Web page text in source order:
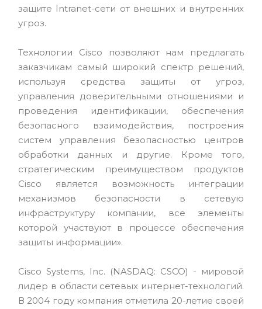
защите Intranet-сети от внешних и внутренних
угроз.
Технологии Cisco позволяют нам предлагать
заказчикам самый широкий спектр решений,
используя средства защиты от угроз,
управления доверительными отношениями и
проведения идентификации, обеспечения
безопасного взаимодействия, построения
систем управления безопасностью центров
обработки данных и другие. Кроме того,
стратегическим преимуществом продуктов
Cisco является возможность интеграции
механизмов безопасности в сетевую
инфраструктуру компании, все элементы
которой участвуют в процессе обеспечения
защиты информации».
Cisco Systems, Inc. (NASDAQ: CSCO) - мировой
лидер в области сетевых интернет-технологий.
В 2004 году компания отметила 20-летие своей